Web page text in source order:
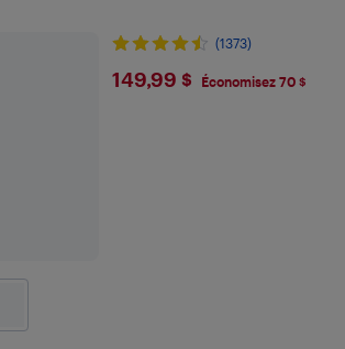
(1373)
$149.99
149,99 $ Économisez 70 $